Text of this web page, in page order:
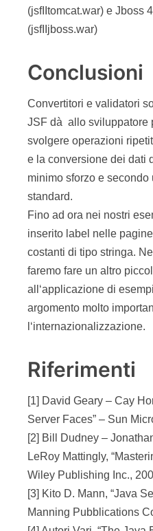
(jsfIItomcat.war) e Jboss
(jsfIIjboss.war)
Conclusioni
Convertitori e validatori
JSF dà allo sviluppatore
svolgere operazioni
e la conversione dei dati
minimo sforzo e
standard.
Fino ad ora nei nostri
inserito label nelle
costanti di tipo stringa.
faremo fare un altro
all‘applicazione di
argomento molto
l‘internazionalizzazione.
Riferimenti
[1] David Geary – Cay
Server Faces” – Sun
[2] Bill Dudney –
LeRoy Mattingly,
Wiley Publishing Inc.,
[3] Kito D. Mann, “Java
Manning Pubblications